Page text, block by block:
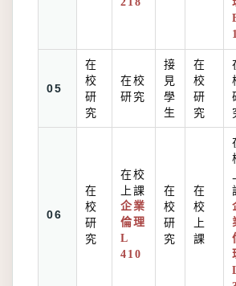
05
在
校
研
究
在校
研究
接
見
學
生
在
校
研
究
06
在
校
研
究
在校
上課
企業
倫理
L
410
在
校
研
究
在
校
上
課